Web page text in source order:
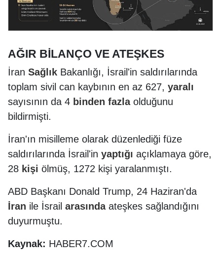
AĞIR BİLANÇO VE ATEŞKES
İran Sağlık Bakanlığı, İsrail'in saldırılarında
toplam sivil can kaybının en az 627, yaralı
sayısının da 4 binden fazlaolduğunu
bildirmişti.
İran'ın misilleme olarak düzenlediği füze
saldırılarında İsrail'in yaptığı açıklamaya göre,
28 kişi ölmüş, 1272 kişi yaralanmıştı.
ABD Başkanı Donald Trump, 24 Haziran'da
İran ile İsrail arasındaateşkes sağlandığını
duyurmuştu.
Kaynak: HABER7.COM